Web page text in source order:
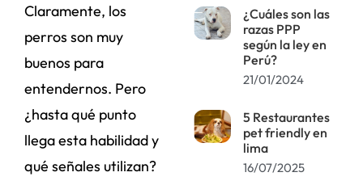
Claramente, los
perros son muy
buenos para
entendernos. Pero
¿hasta qué punto
llega esta habilidad y
qué señales utilizan?
¿Cuáles son las
razas PPP
según la ley en
Perú?
21/01/2024
5 Restaurantes
pet friendly en
lima
16/07/2025